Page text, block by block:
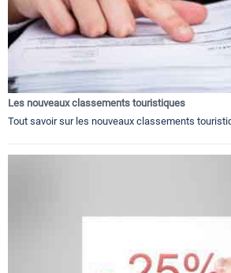
Les nouveaux classements touristiques
Tout savoir sur les nouveaux classements